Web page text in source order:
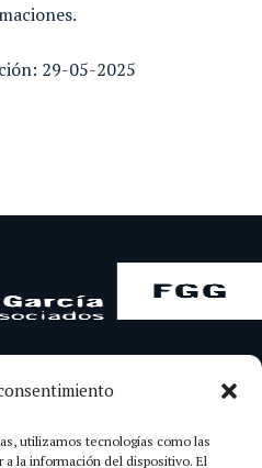
utilizamos tecnologías como las
a la información del dispositivo. El
29-05-2025